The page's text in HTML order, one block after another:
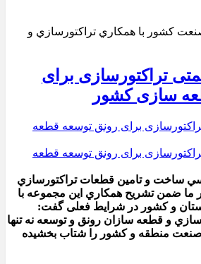
کشور با همکاري تراکتورسازي و
مالی ۳۰ همتی تراکتورسازی برای
سازی کشور
ساخت و تامين قطعات تراکتورسازي
ما ضمن تشريح همکاري اين مجموعه با
و کشور در شرایط فعلی گفت:
و قطعه سازان رونق و توسعه نه تنها
صنعت منطقه و کشور را شتاب بخشيده